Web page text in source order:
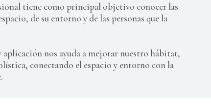
tiene como principal objetivo conocer las
de su entorno y de las personas que la
aplicación nos ayuda a mejorar nuestro hábitat,
conectando el espacio y entorno con la